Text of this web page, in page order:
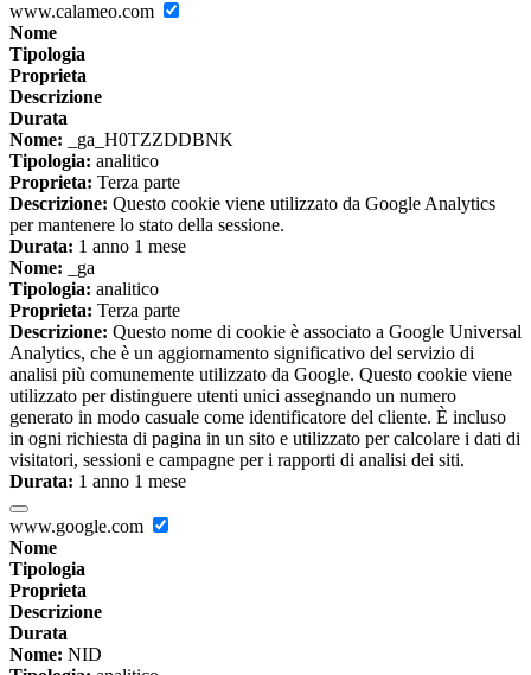
www.calameo.com
Nome
Tipologia
Proprieta
Descrizione
Durata
Nome: _ga_H0TZZDDBNK
Tipologia: analitico
Proprieta: Terza parte
Descrizione: Questo cookie viene utilizzato da Google Analytics
per mantenere lo stato della sessione.
Durata: 1 anno 1 mese
Nome: _ga
Tipologia: analitico
Proprieta: Terza parte
Descrizione: Questo nome di cookie è associato a Google Universal
Analytics, che è un aggiornamento significativo del servizio di
analisi più comunemente utilizzato da Google. Questo cookie viene
utilizzato per distinguere utenti unici assegnando un numero
generato in modo casuale come identificatore del cliente. È incluso
in ogni richiesta di pagina in un sito e utilizzato per calcolare i dati di
visitatori, sessioni e campagne per i rapporti di analisi dei siti.
Durata: 1 anno 1 mese
www.google.com
Nome
Tipologia
Proprieta
Descrizione
Durata
Nome: NID